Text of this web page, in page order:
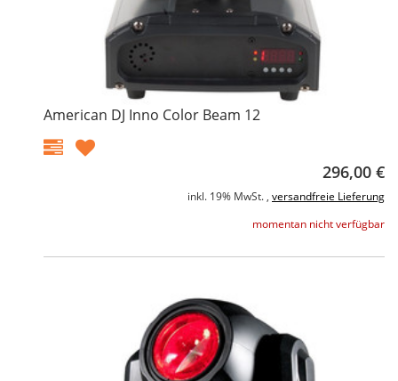
American DJ Inno Color Beam 12
296,00 €
inkl. 19% MwSt. , versandfreie Lieferung
momentan nicht verfügbar